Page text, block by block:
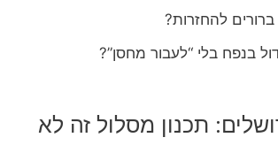
להחזרות?
בנפח בלי “לעבור מחסן”?
תכנון מסלול זה לא